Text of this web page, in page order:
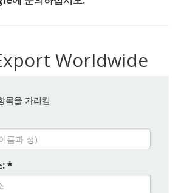
Worldwide
목을 가리킴
: *